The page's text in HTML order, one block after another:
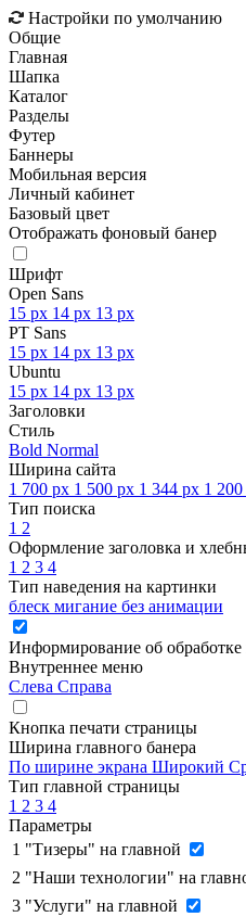
Настройки по умолчанию
Общие
Главная
Шапка
Каталог
Разделы
Футер
Баннеры
Мобильная версия
Личный кабинет
Базовый цвет
Отображать фоновый банер
Шрифт
Open Sans
15 px 14 px 13 px
PT Sans
15 px 14 px 13 px
Ubuntu
15 px 14 px 13 px
Заголовки
Стиль
Bold Normal
Ширина сайта
1 700 px 1 500 px 1 344 px 1
Тип поиска
1 2
Оформление заголовка и
1 2 3 4
Тип наведения на картинки
блеск мигание без анимации
Информирование об
Внутреннее меню
Слева Справа
Кнопка печати страницы
Ширина главного банера
По ширине экрана Широкий
Тип главной страницы
1 2 3 4
Параметры
1 "Тизеры" на главной
2 "Наши технологии" на
3 "Услуги" на главной